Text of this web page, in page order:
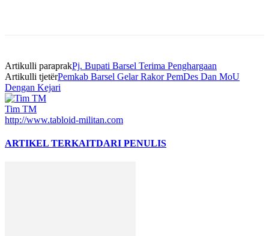
Artikulli paraprakPj. Bupati Barsel Terima Penghargaan
Artikulli tjetërPemkab Barsel Gelar Rakor PemDes Dan MoU
Dengan Kejari
Tim TM
http://www.tabloid-militan.com
ARTIKEL TERKAITDARI PENULIS